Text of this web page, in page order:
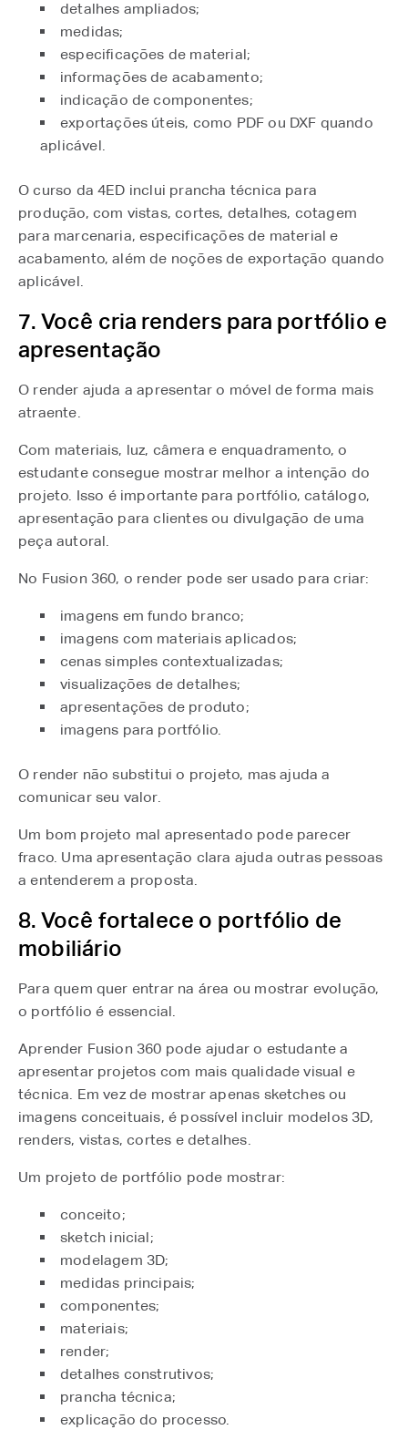
detalhes ampliados;
medidas;
especificações de material;
informações de acabamento;
indicação de componentes;
exportações úteis, como PDF ou DXF quando
aplicável.
O curso da 4ED inclui prancha técnica para
produção, com vistas, cortes, detalhes, cotagem
para marcenaria, especificações de material e
acabamento, além de noções de exportação quando
aplicável.
7. Você cria renders para portfólio e
apresentação
O render ajuda a apresentar o móvel de forma mais
atraente.
Com materiais, luz, câmera e enquadramento, o
estudante consegue mostrar melhor a intenção do
projeto. Isso é importante para portfólio, catálogo,
apresentação para clientes ou divulgação de uma
peça autoral.
No Fusion 360, o render pode ser usado para criar:
imagens em fundo branco;
imagens com materiais aplicados;
cenas simples contextualizadas;
visualizações de detalhes;
apresentações de produto;
imagens para portfólio.
O render não substitui o projeto, mas ajuda a
comunicar seu valor.
Um bom projeto mal apresentado pode parecer
fraco. Uma apresentação clara ajuda outras pessoas
a entenderem a proposta.
8. Você fortalece o portfólio de
mobiliário
Para quem quer entrar na área ou mostrar evolução,
o portfólio é essencial.
Aprender Fusion 360 pode ajudar o estudante a
apresentar projetos com mais qualidade visual e
técnica. Em vez de mostrar apenas sketches ou
imagens conceituais, é possível incluir modelos 3D,
renders, vistas, cortes e detalhes.
Um projeto de portfólio pode mostrar:
conceito;
sketch inicial;
modelagem 3D;
medidas principais;
componentes;
materiais;
render;
detalhes construtivos;
prancha técnica;
explicação do processo.